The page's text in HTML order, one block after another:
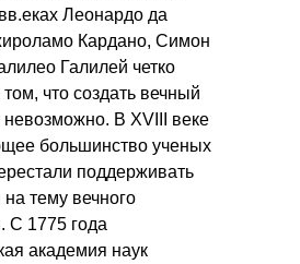
еках Леонардо да
Кардано, Симон
Галилей четко
что создать вечный
невозможно. В XVIII веке
большинство ученых
поддерживать
на тему вечного
С 1775 года
академия наук